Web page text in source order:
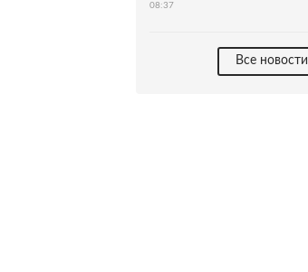
08:37
Все новости